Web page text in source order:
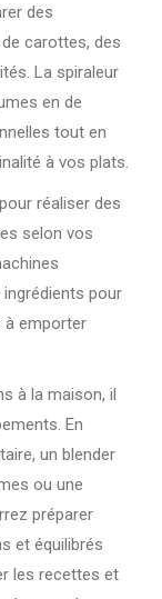
des
carottes, des
La spiraleur
en de
tout en
à vos plats.
réaliser des
selon vos
pour
à emporter
à la maison, il
En
un blender
ou une
préparer
et équilibrés
les recettes et